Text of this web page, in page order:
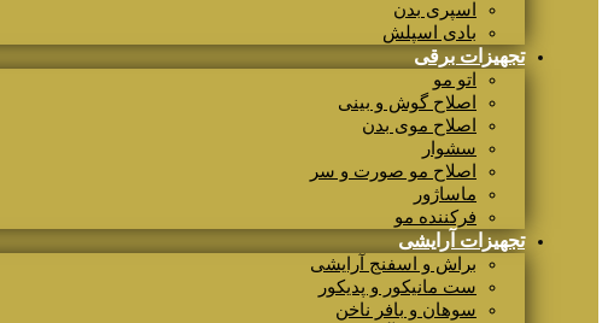
اسپری بدن
بادی اسپلش
تجهیزات برقی
اتو مو
اصلاح گوش و بینی
اصلاح موی بدن
سشوار
اصلاح مو صورت و سر
ماساژور
فرکننده مو
تجهیزات آرایشی
براش و اسفنج آرایشی
ست مانیکور و پدیکور
سوهان و بافر ناخن